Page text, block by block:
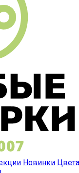
Новинки Цвета